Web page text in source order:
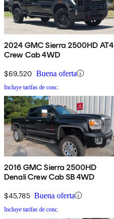
2024 GMC Sierra 2500HD AT4
Crew Cab 4WD
$69,520 Buena oferta
Incluye tarifas de conc.
2016 GMC Sierra 2500HD
Denali Crew Cab SB 4WD
$45,785 Buena oferta
Incluye tarifas de conc.